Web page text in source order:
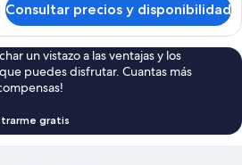
Consultar precios y disponibilidad
un vistazo a las ventajas y los
puedes disfrutar. Cuantas más
gratis